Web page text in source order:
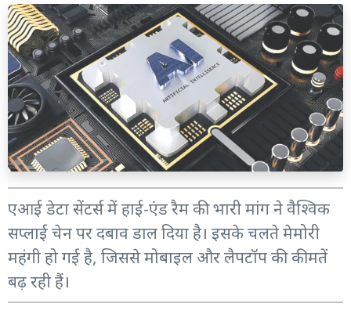
एआई डेटा सेंटर्स में हाई-एंड रैम की भारी मांग ने वैश्विक
सप्लाई चेन पर दबाव डाल दिया है। इसके चलते मेमोरी
महंगी हो गई है, जिससे मोबाइल और लैपटॉप की कीमतें
बढ़ रही हैं।